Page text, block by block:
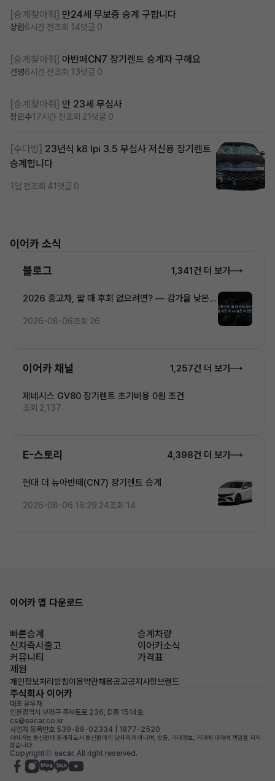
[승계찾아줘] 만24세 무보증 승계 구합니다
상원6시간 전조회 14댓글 0
[승계찾아줘] 아반떼CN7 장기렌트 승계자 구해요
건영6시간 전조회 13댓글 0
[승계찾아줘] 만 23세 무심사
장민수17시간 전조회 21 댓글 0
[수다방] 23년식 k8 lpi 3.5 무심사 저신용 장기렌트
승계합니다
1일 전조회 41 댓글 0
이어카 소식
블로그 1,341건 더 보기
2026 중고차, 팔 때 후회 없으려면? — 감가율 낮은
2026-08-06조회 26
이어카 채널 1,257건 더 보기
제네시스 GV80 장기렌트 초기비용 0원 조건
조회 2,137
E-스토리 4,398건 더 보기
현대 더 뉴아반떼(CN7) 장기렌트 승계
2026-08-06 16:29:24조회 14
이어카 앱 다운로드
빠른승계
승계차량
신차즉시출고
이어카소식
커뮤니티
가격표
제원
개인정보처리방침이용약관채용공고공지사항브랜드
주식회사 이어카
대표 유우재
인천광역시 부평구 주부토로 236, D동 1514호
cs@eacar.co.kr
사업자 등록번호 539-88-02334 | 1877-2520
이어카는 통신판매 중개자로서 통신판매의 당사자가 아니며, 상품, 거래정보, 거래에 대하여 책임을 지지
않습니다.
Copyrightⓒ eacar. All right reserved.